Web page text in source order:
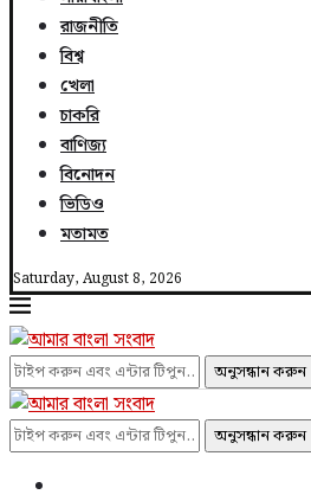
রাজনীতি
বিশ্ব
খেলা
চাকরি
বাণিজ্য
বিনোদন
ভিডিও
মতামত
Saturday, August 8, 2026
অনুসন্ধান করুন
অনুসন্ধান করুন